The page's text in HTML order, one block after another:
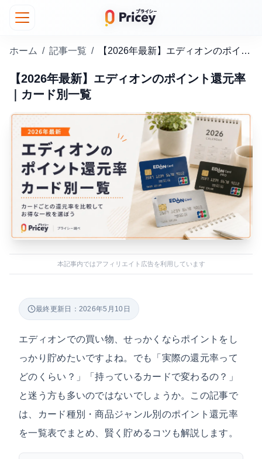
ホーム / 記事一覧 / 【2026年最新】エディオンのポイント還元率｜カード別一覧
【2026年最新】エディオンのポイント還元率
｜カード別一覧
本記事内ではアフィリエイト広告を利用しています
最終更新日：2026年5月10日
エディオンでの買い物、せっかくならポイントをし
っかり貯めたいですよね。でも「実際の還元率って
どのくらい？」「持っているカードで変わるの？」
と迷う方も多いのではないでしょうか。この記事で
は、カード種別・商品ジャンル別のポイント還元率
を一覧表でまとめ、賢く貯めるコツも解説します。